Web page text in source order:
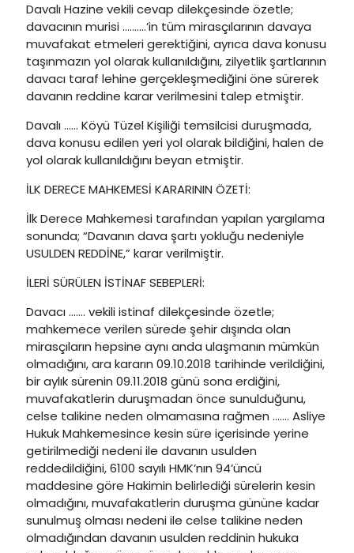
Davalı Hazine vekili cevap dilekçesinde özetle;
davacının murisi ……….’in tüm mirasçılarının davaya
muvafakat etmeleri gerektiğini, ayrıca dava konusu
taşınmazın yol olarak kullanıldığını, zilyetlik şartlarının
davacı taraf lehine gerçekleşmediğini öne sürerek
davanın reddine karar verilmesini talep etmiştir.
Davalı …… Köyü Tüzel Kişiliği temsilcisi duruşmada,
dava konusu edilen yeri yol olarak bildiğini, halen de
yol olarak kullanıldığını beyan etmiştir.
İLK DERECE MAHKEMESİ KARARININ ÖZETİ:
İlk Derece Mahkemesi tarafından yapılan yargılama
sonunda; “Davanın dava şartı yokluğu nedeniyle
USULDEN REDDİNE,” karar verilmiştir.
İLERİ SÜRÜLEN İSTİNAF SEBEPLERİ:
Davacı ……. vekili istinaf dilekçesinde özetle;
mahkemece verilen sürede şehir dışında olan
mirasçıların hepsine aynı anda ulaşmanın mümkün
olmadığını, ara kararın 09.10.2018 tarihinde verildiğini,
bir aylık sürenin 09.11.2018 günü sona erdiğini,
muvafakatlerin duruşmadan önce sunulduğunu,
celse talikine neden olmamasına rağmen ……. Asliye
Hukuk Mahkemesince kesin süre içerisinde yerine
getirilmediği nedeni ile davanın usulden
reddedildiğini, 6100 sayılı HMK’nın 94’üncü
maddesine göre Hakimin belirlediği sürelerin kesin
olmadığını, muvafakatlerin duruşma gününe kadar
sunulmuş olması nedeni ile celse talikine neden
olmadığından davanın usulden reddinin hukuka